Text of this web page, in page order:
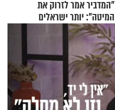
"המדביר אמר לזרוק את
המיטה": יותר ישראלים
מדווחים על מכת פשפשי
המיטה